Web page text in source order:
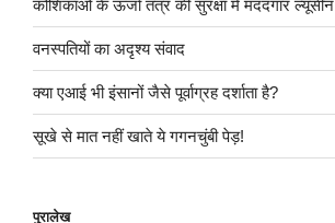
कोशिकाओं के ऊर्जा तंत्र की सुरक्षा में मददगार ल्यूसीन
वनस्पतियों का अदृश्य संवाद
क्या एआई भी इंसानों जैसे पूर्वाग्रह दर्शाता है?
सूखे से मात नहीं खाते ये गगनचुंबी पेड़!
पुरालेख